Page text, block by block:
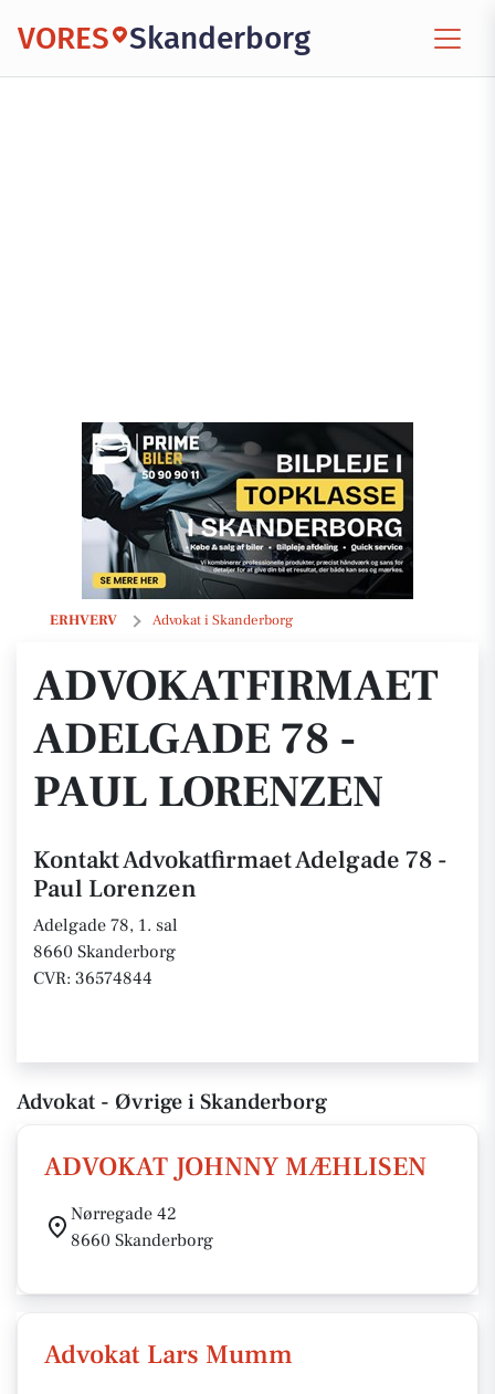
VORES Skanderborg
ERHVERV Advokat i Skanderborg
Advokatfirmaet Adelgade 78 - Paul Lorenzen
ADVOKATFIRMAET
ADELGADE 78 -
PAUL LORENZEN
Kontakt Advokatfirmaet Adelgade 78 -
Paul Lorenzen
Adelgade 78, 1. sal
8660 Skanderborg
CVR: 36574844
Advokat - Øvrige i Skanderborg
ADVOKAT JOHNNY MÆHLISEN
Nørregade 42
8660 Skanderborg
Advokat Lars Mumm